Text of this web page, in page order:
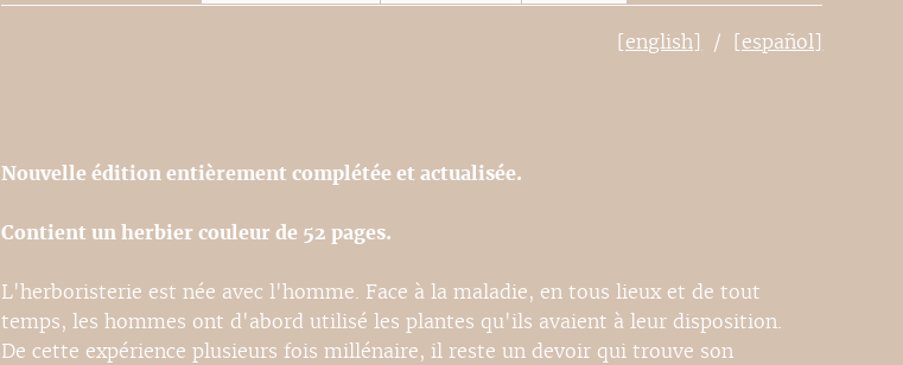
[english] [español]
Nouvelle édition entièrement complétée et actualisée.
Contient un herbier couleur de 52 pages.
L'herboristerie est née avec l'homme. Face à la maladie, en tous lieux et de tout
temps, les hommes ont d'abord utilisé les plantes qu'ils avaient à leur disposition.
De cette expérience plusieurs fois millénaire, il reste un devoir qui trouve son